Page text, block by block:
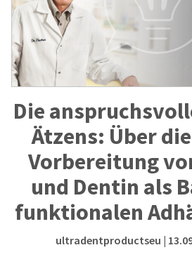
Die
Ätzens: Über
Vorbereitung
und Dentin als
funktionalen
ultradentproductseu |